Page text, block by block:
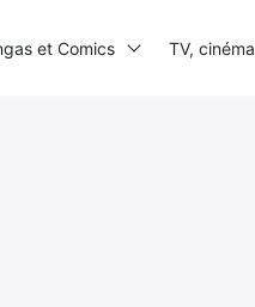
et Comics TV, cinéma